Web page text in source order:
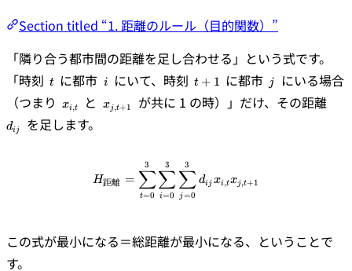
Section titled “1. 距離のルール（目的関数）”
「隣り合う都市間の距離を足し合わせる」という式です。
「時刻 t
t に都市 i
i にいて、時刻 t+1
t + 1 に都市 j
j
にいる場合
（つまり
x_{i,t}
xi,t と x_{j,t+1}
xj,t+1 が共に 1 の時）」だけ、その距離
dij を足します。
\begin{align*} H_{\text{距
H距離 =
t=0
∑
3
i=0
∑
3
j=0
∑
3
dij xi,txj,t+1
この式が最小になる＝総距離が最小になる、ということで
す。